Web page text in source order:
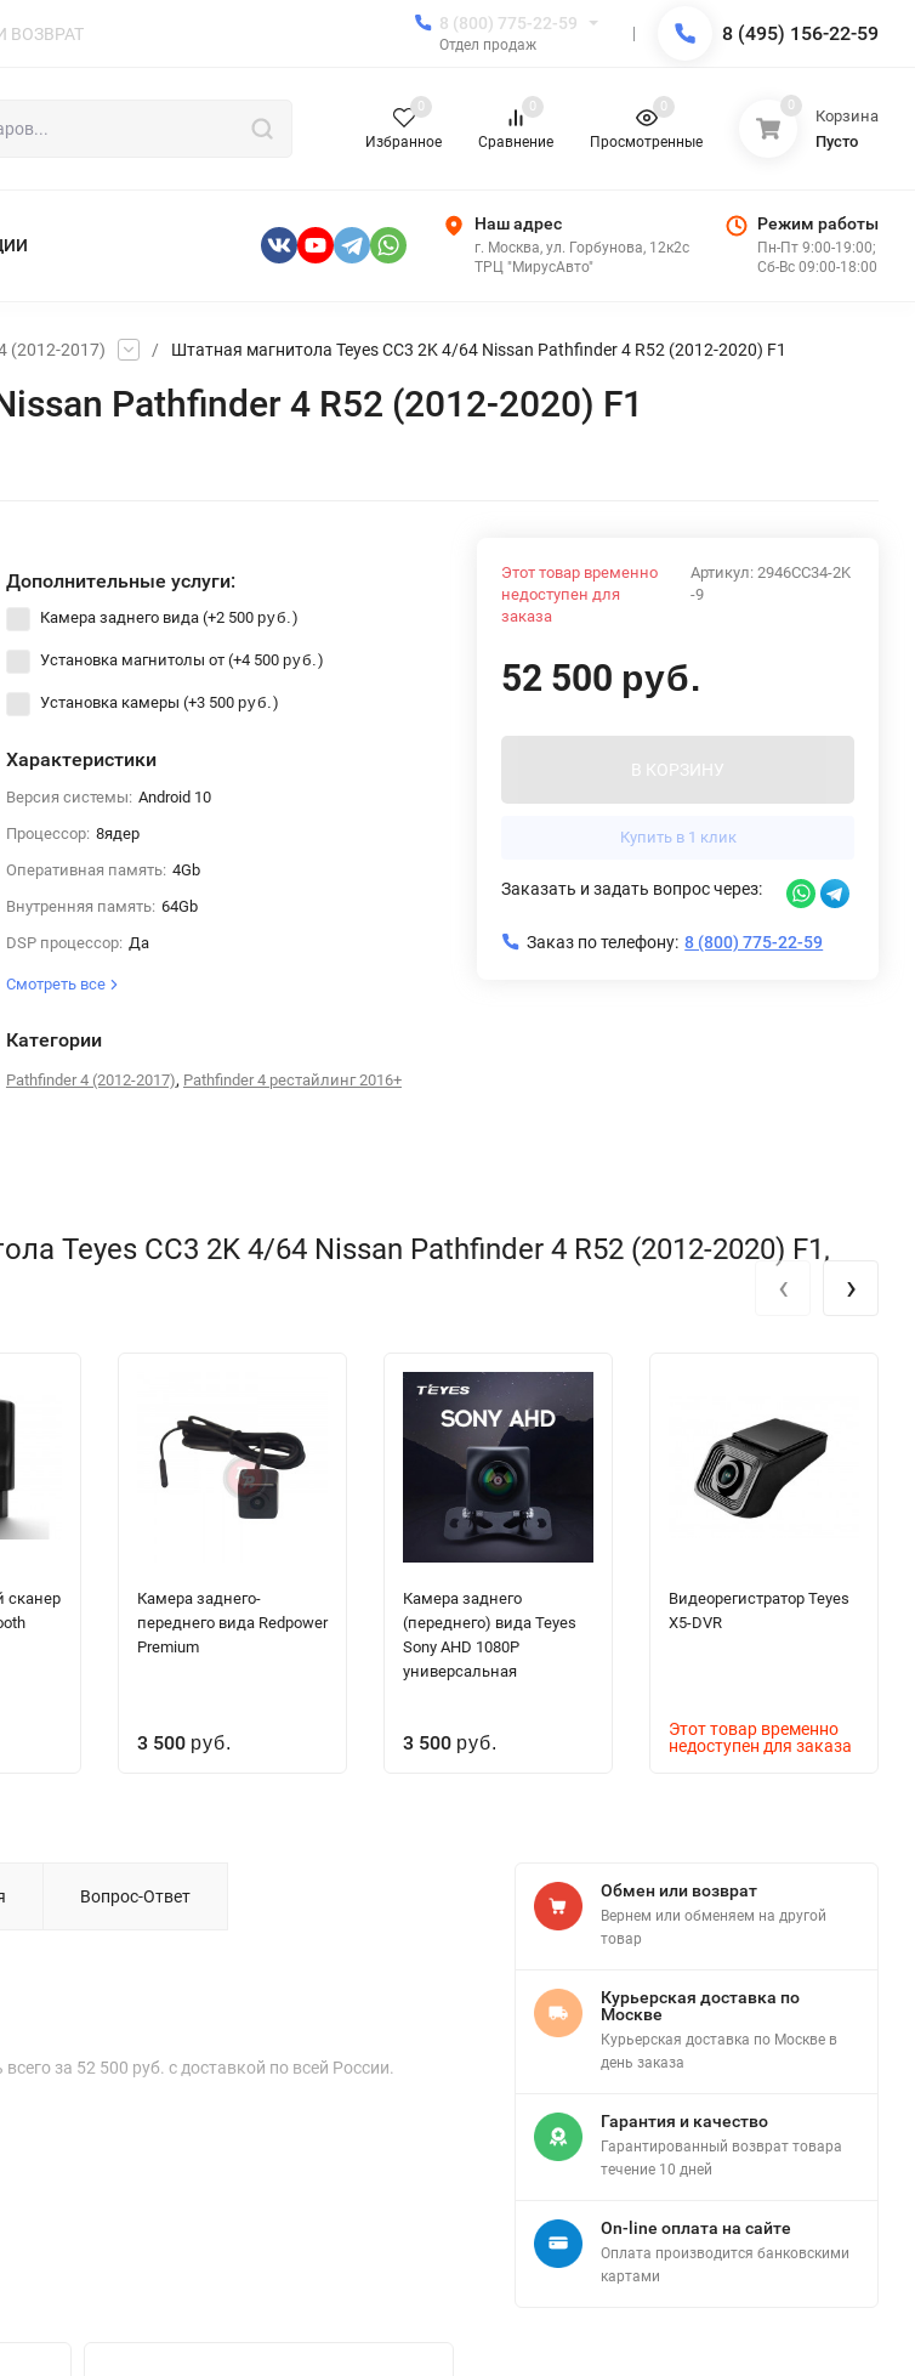
ВОЗВРАТ
8 (800) 775-22-59
Отдел продаж 8 (495) 156-22-59
Избранное
0
Сравнение
0
Просмотренные
0 0
Корзина
Пусто
Наш адрес
г. Москва, ул. Горбунова, 12к2с
ТРЦ "МирусАвто"
Режим работы
Пн-Пт 9:00-19:00;
Сб-Вс 09:00-18:00
(2012-2017) / Штатная магнитола Teyes CC3 2K 4/64 Nissan Pathfinder 4 R52 (2012-2020) F1
Pathfinder 4 R52 (2012-2020) F1
Дополнительные услуги:
Камера заднего вида (+2 500 руб. )
Установка магнитолы от (+4 500 руб. )
Установка камеры (+3 500 руб. )
Характеристики
Версия системы: Android 10
Процессор: 8ядер
Оперативная память: 4Gb
Внутренняя память: 64Gb
DSP процессор: Да
Смотреть все
Категории
Pathfinder 4 (2012-2017), Pathfinder 4 рестайлинг 2016+
Артикул: 2946CC34-2K
-9
Этот товар временно
недоступен для
заказа
52 500 руб.
В КОРЗИНУ
Купить в 1 клик
Заказать и задать вопрос через:
Заказ по телефону: 8 (800) 775-22-59
Teyes CC3 2K 4/64 Nissan Pathfinder 4 R52 (2012-2020) F1,
сканер
Камера заднего-
переднего вида Redpower
Premium
3 500 руб.
Камера заднего
(переднего) вида Teyes
Sony AHD 1080P
универсальная
3 500 руб.
Видеорегистратор Teyes
X5-DVR
Этот товар временно
недоступен для заказа
‹ ›
Вопрос-Ответ
за 52 500 руб. с доставкой по всей России.
Обмен или возврат
Вернем или обменяем на другой
товар
Курьерская доставка по
Москве
Курьерская доставка по Москве в
день заказа
Гарантия и качество
Гарантированный возврат товара
течение 10 дней
On-line оплата на сайте
Оплата производится банковскими
картами